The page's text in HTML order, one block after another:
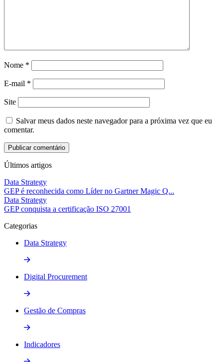
Nome *
E-mail *
Site
Salvar meus dados neste navegador para a próxima vez que eu
comentar.
Últimos artigos
Data Strategy
GEP é reconhecida como Líder no Gartner Magic Q...
Data Strategy
GEP conquista a certificação ISO 27001
Categorias
Data Strategy
Digital Procurement
Gestão de Compras
Indicadores